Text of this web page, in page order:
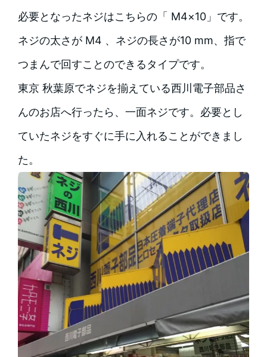
必要となったネジはこちらの「 M4×10」です。
ネジの太さが M4 、ネジの長さが10 mm、指で
つまんで回すことのできるタイプです。
東京 秋葉原でネジを揃えている西川電子部品さ
んのお店へ行ったら、一面ネジです。必要とし
ていたネジをすぐに手に入れることができまし
た。